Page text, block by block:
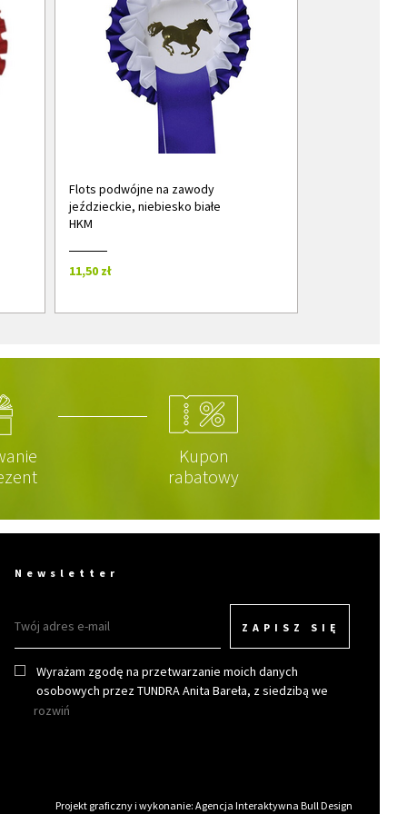
Flots podwójne na zawody
jeździeckie, niebiesko białe
HKM
11,50 zł
Kupon
rabatowy
Newsletter
ZAPISZ SIĘ
Wyrażam zgodę na przetwarzanie moich danych
osobowych przez TUNDRA Anita Bareła, z siedzibą we
Wrocławiu w celu otrzymywania newslettera.
rozwiń
Projekt graficzny i wykonanie: Agencja Interaktywna Bull Design